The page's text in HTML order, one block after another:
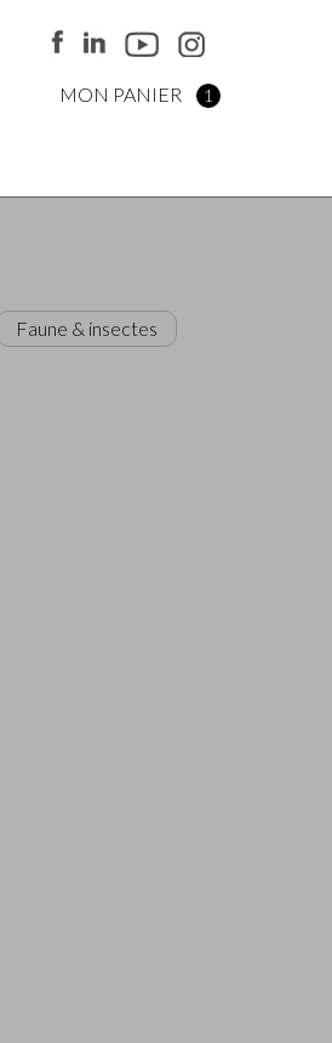
MON PANIER 1
Faune & insectes